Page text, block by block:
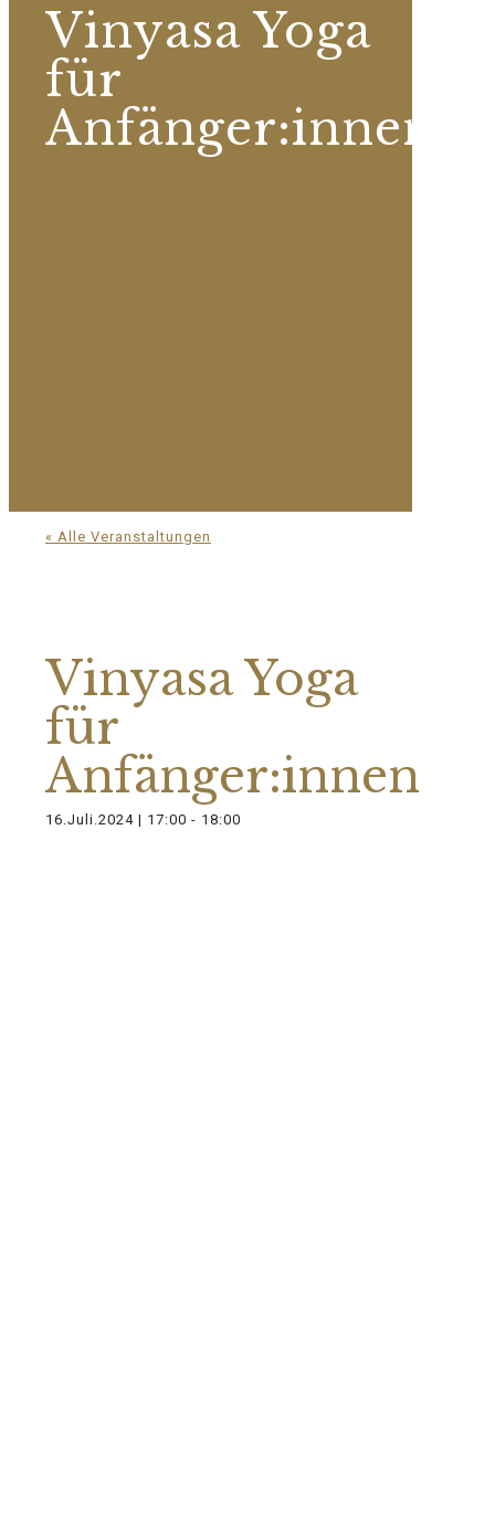
Vinyasa Yoga
für
Anfänger:innen
« Alle Veranstaltungen
Vinyasa Yoga
für
Anfänger:innen
16.Juli.2024 | 17:00 - 18:00